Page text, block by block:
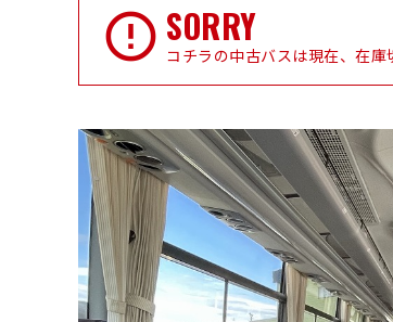
SORRY
コチラの中古バスは現在、在庫